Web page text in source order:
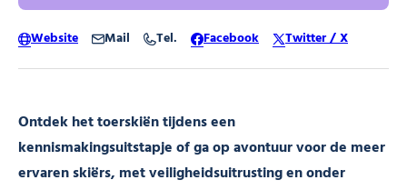
Ontdek het toerskiën tijdens een
kennismakingsuitstapje of ga op avontuur voor de meer
ervaren skiërs, met veiligheidsuitrusting en onder
Website Mail Tel. Facebook Twitter / X